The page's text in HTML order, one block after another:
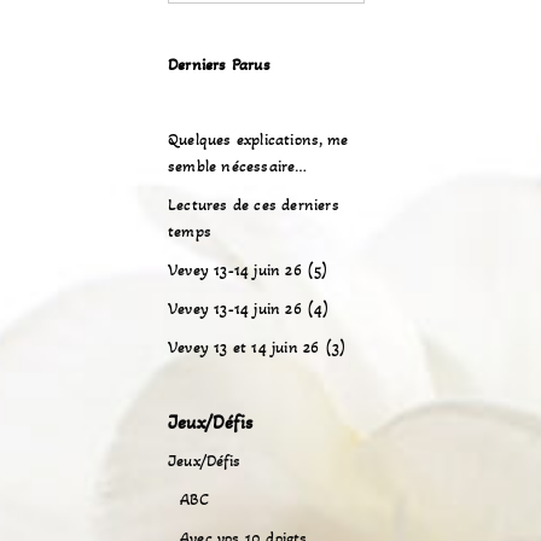
Derniers Parus
Quelques explications, me
semble nécessaire…
Lectures de ces derniers
temps
Vevey 13-14 juin 26 (5)
Vevey 13-14 juin 26 (4)
Vevey 13 et 14 juin 26 (3)
Jeux/Défis
Jeux/Défis
ABC